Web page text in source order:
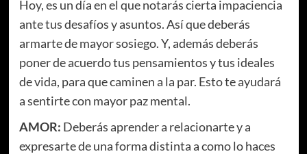
Hoy, es un día en el que notarás cierta impaciencia
ante tus desafíos y asuntos. Así que deberás
armarte de mayor sosiego. Y, además deberás
poner de acuerdo tus pensamientos y tus ideales
de vida, para que caminen a la par. Esto te ayudará
a sentirte con mayor paz mental.
AMOR: Deberás aprender a relacionarte y a
expresarte de una forma distinta a como lo haces